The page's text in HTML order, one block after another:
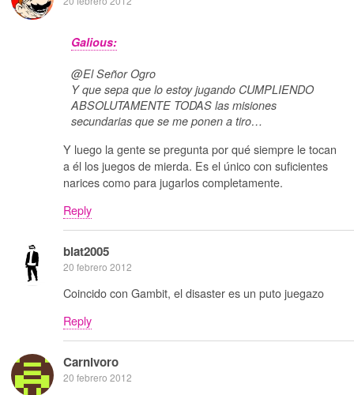
Galious:
@El Señor Ogro
Y que sepa que lo estoy jugando CUMPLIENDO
ABSOLUTAMENTE TODAS las misiones
secundarias que se me ponen a tiro…
Y luego la gente se pregunta por qué siempre le tocan
a él los juegos de mierda. Es el único con suficientes
narices como para jugarlos completamente.
Reply
blat2005
20 febrero 2012
Coincido con Gambit, el disaster es un puto juegazo
Reply
Carnivoro
20 febrero 2012